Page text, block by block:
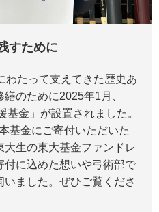
すために
わたって支えてきた歴史あ
のために2025年1月、
基金」が設置されました。
基金にご寄付いただいた
生の東大基金ファンドレ
付に込めた想いや弓術部で
ました。ぜひご覧くださ